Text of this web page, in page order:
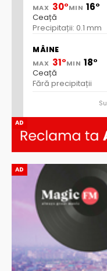
AD
AD
MAX 30°MIN 16°
Ceață
Precipitații: 0.1 mm
MÂINE
MAX 31°MIN 18°
Ceață
Fără precipitații